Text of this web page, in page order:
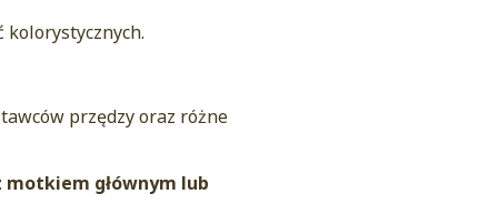
kolorystycznych.
przędzy oraz różne
głównym lub